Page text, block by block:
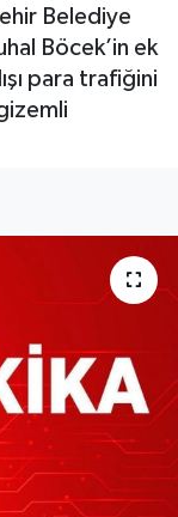
Belediye
Böcek’in ek
para trafiğini